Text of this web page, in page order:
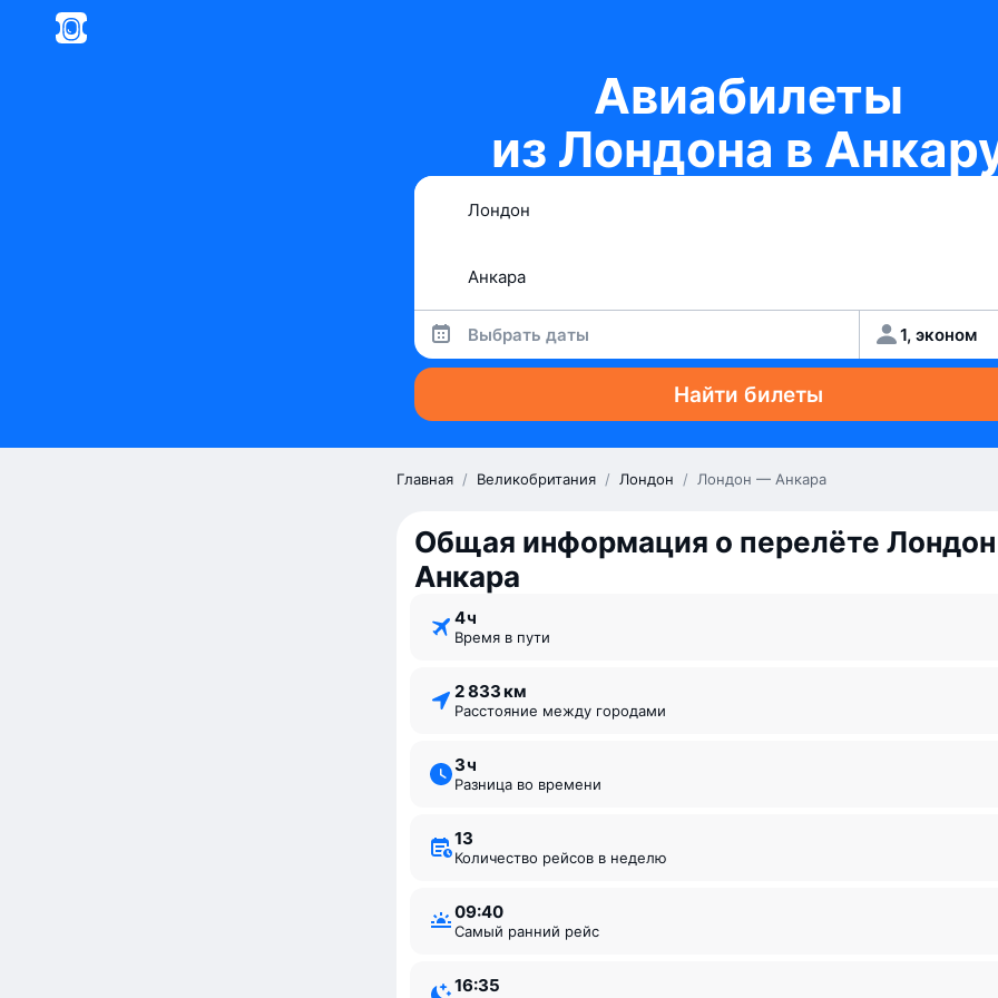
Авиабилеты
из Лондона в
Выбрать даты 1, эконом
Найти билеты
Главная / Великобритания / Лондон / Лондон — Анкара
Общая информация о перелёте
Анкара
4 ⁠ч
Время в пути
2 833 км
Расстояние между городами
3 ⁠ч
Разница во времени
13
Количество рейсов в неделю
09:40
Самый ранний рейс
16:35